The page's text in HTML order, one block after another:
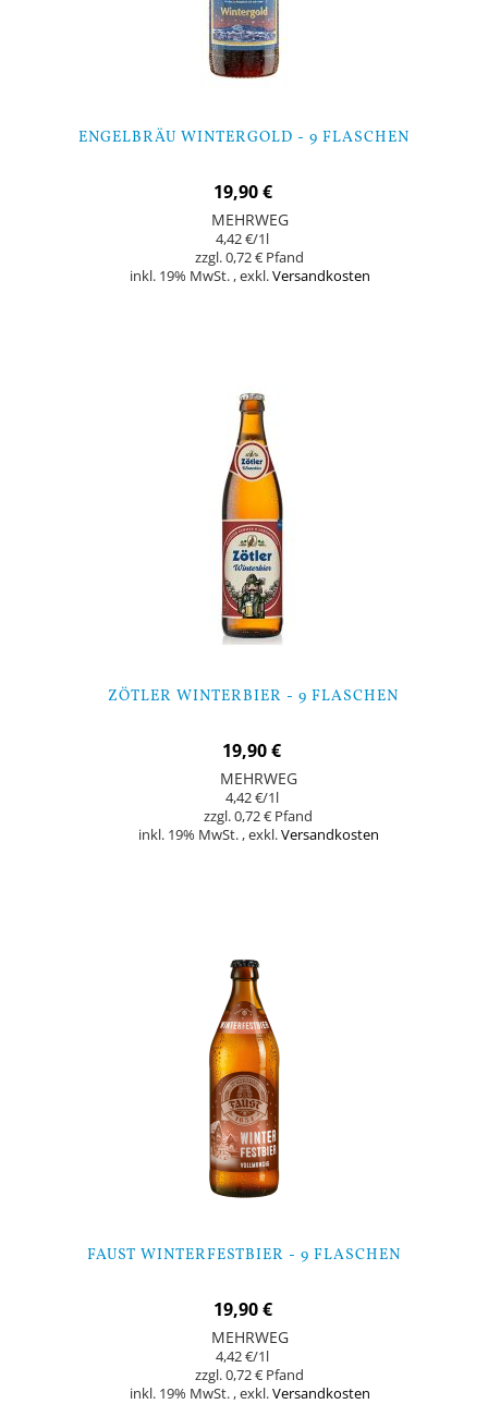
ENGELBRÄU WINTERGOLD - 9 FLASCHEN
19,90 €
MEHRWEG
4,42 €/1l
0,72 €
inkl. 19% MwSt. ,exkl.Versandkosten
ZÖTLER WINTERBIER - 9 FLASCHEN
19,90 €
MEHRWEG
4,42 €/1l
0,72 €
inkl. 19% MwSt. ,exkl.Versandkosten
FAUST WINTERFESTBIER - 9 FLASCHEN
19,90 €
MEHRWEG
4,42 €/1l
0,72 €
inkl. 19% MwSt. ,exkl.Versandkosten